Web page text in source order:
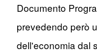
Documento
prevedendo però
dell'economia dal